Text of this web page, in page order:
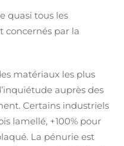
quasi tous les
concernés par la
matériaux les plus
auprès des
Certains industriels
lamellé, +100% pour
La pénurie est